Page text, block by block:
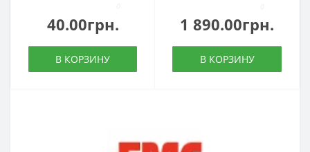
40.00грн.
В КОРЗИНУ
1 890.00грн.
В КОРЗИНУ